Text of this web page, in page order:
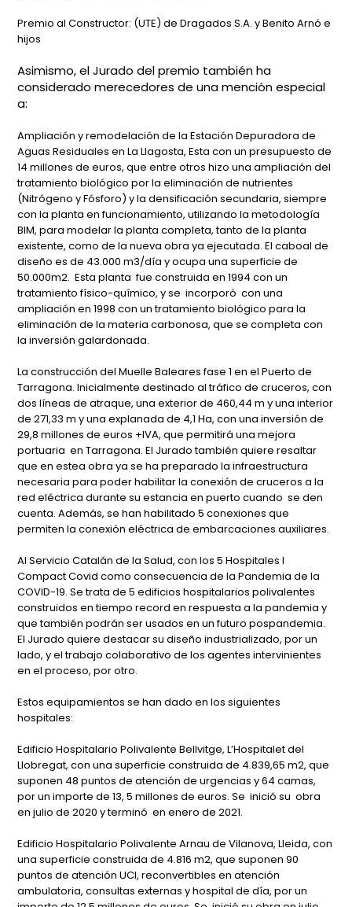
Premio al Constructor: (UTE) de Dragados S.A. y Benito Arnó e
hijos
Asimismo, el Jurado del premio también ha
considerado merecedores de una mención especial
a:
Ampliación y remodelación de la Estación Depuradora de
Aguas Residuales en La Llagosta, Esta con un presupuesto de
14 millones de euros, que entre otros hizo una ampliación del
tratamiento biológico por la eliminación de nutrientes
(Nitrógeno y Fósforo) y la densificación secundaria, siempre
con la planta en funcionamiento, utilizando la metodología
BIM, para modelar la planta completa, tanto de la planta
existente, como de la nueva obra ya ejecutada. El caboal de
diseño es de 43.000 m3/día y ocupa una superficie de
50.000m2. Esta planta fue construida en 1994 con un
tratamiento físico-químico, y se incorporó con una
ampliación en 1998 con un tratamiento biológico para la
eliminación de la materia carbonosa, que se completa con
la inversión galardonada.
La construcción del Muelle Baleares fase 1 en el Puerto de
Tarragona. Inicialmente destinado al tráfico de cruceros, con
dos líneas de atraque, una exterior de 460,44 m y una interior
de 271,33 m y una explanada de 4,1 Ha, con una inversión de
29,8 millones de euros +IVA, que permitirá una mejora
portuaria en Tarragona. El Jurado también quiere resaltar
que en estea obra ya se ha preparado la infraestructura
necesaria para poder habilitar la conexión de cruceros a la
red eléctrica durante su estancia en puerto cuando se den
cuenta. Además, se han habilitado 5 conexiones que
permiten la conexión eléctrica de embarcaciones auxiliares.
Al Servicio Catalán de la Salud, con los 5 Hospitales I
Compact Covid como consecuencia de la Pandemia de la
COVID-19. Se trata de 5 edificios hospitalarios polivalentes
construidos en tiempo record en respuesta a la pandemia y
que también podrán ser usados en un futuro pospandemia.
El Jurado quiere destacar su diseño industrializado, por un
lado, y el trabajo colaborativo de los agentes intervinientes
en el proceso, por otro.
Estos equipamientos se han dado en los siguientes
hospitales:
Edificio Hospitalario Polivalente Bellvitge, L’Hospitalet del
Llobregat, con una superficie construida de 4.839,65 m2, que
suponen 48 puntos de atención de urgencias y 64 camas,
por un importe de 13, 5 millones de euros. Se inició su obra
en julio de 2020 y terminó en enero de 2021.
Edificio Hospitalario Polivalente Arnau de Vilanova, Lleida, con
una superficie construida de 4.816 m2, que suponen 90
puntos de atención UCI, reconvertibles en atención
ambulatoria, consultas externas y hospital de día, por un